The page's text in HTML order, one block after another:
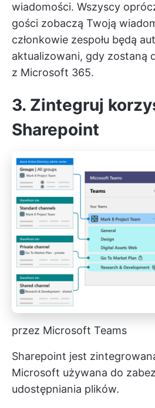
wiadomości. Wszyscy
gości zobaczą Twoją
członkowie zespołu będą
aktualizowani, gdy zostaną
z Microsoft 365.
3. Zintegruj
Sharepoint
przez Microsoft Teams
Sharepoint jest
Microsoft używana do
udostępniania plików.